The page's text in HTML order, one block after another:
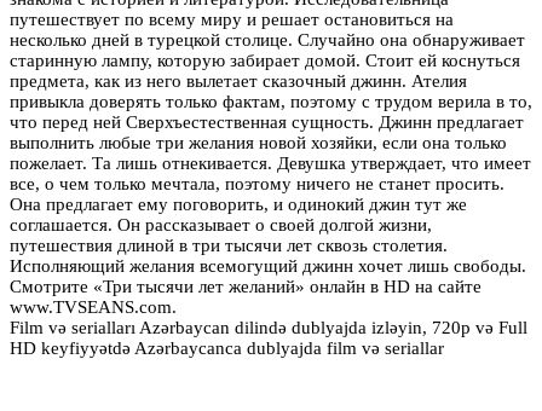
путешествует по всему миру и решает остановиться на
несколько дней в турецкой столице. Случайно она обнаруживает
старинную лампу, которую забирает домой. Стоит ей коснуться
предмета, как из него вылетает сказочный джинн. Ателия
привыкла доверять только фактам, поэтому с трудом верила в то,
что перед ней Сверхъестественная сущность. Джинн предлагает
выполнить любые три желания новой хозяйки, если она только
пожелает. Та лишь отнекивается. Девушка утверждает, что имеет
все, о чем только мечтала, поэтому ничего не станет просить.
Она предлагает ему поговорить, и одинокий джин тут же
соглашается. Он рассказывает о своей долгой жизни,
путешествия длиной в три тысячи лет сквозь столетия.
Исполняющий желания всемогущий джинн хочет лишь свободы.
Смотрите «Три тысячи лет желаний» онлайн в HD на сайте
www.TVSEANS.com.
Film və serialları Azərbaycan dilində dublyajda izləyin, 720p və Full
HD keyfiyyətdə Azərbaycanca dublyajda film və seriallar